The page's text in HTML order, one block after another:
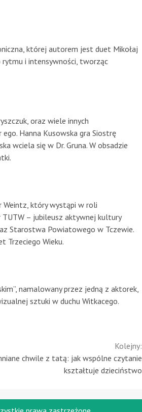
której autorem jest duet Mikołaj
rytmu i intensywności, tworząc
oraz wiele innych
Hanna Kusowska gra Siostrę
wciela się w Dr. Gruna. W obsadzie
Weintz, który wystąpi w roli
TUTW – jubileusz aktywnej kultury
Starostwa Powiatowego w Tczewie.
Trzeciego Wieku.
namalowany przez jedną z aktorek,
sztuki w duchu Witkacego.
Kolejny:
chwile z tatą: jak wspólne czytanie
kształtuje dzieciństwo